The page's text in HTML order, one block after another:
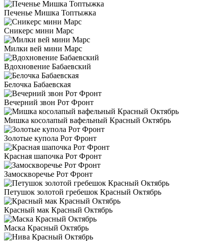
Печенье Мишка Топтыжка
Сникерс мини Марс
Милки вей мини Марс
Вдохновение Бабаевский
Белочка Бабаевская
Вечерний звон Рот Фронт
Мишка косолапый вафельный Красный Октябрь
Золотые купола Рот Фронт
Красная шапочка Рот Фронт
Замоскворечье Рот Фронт
Петушок золотой гребешок Красный Октябрь
Красный мак Красный Октябрь
Маска Красный Октябрь